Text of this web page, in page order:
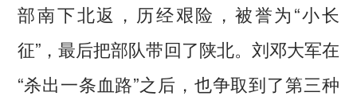
部南下北返，历经艰险，被誉为“小长
征”，最后把部队带回了陕北。刘邓大军在
“杀出一条血路”之后，也争取到了第三种